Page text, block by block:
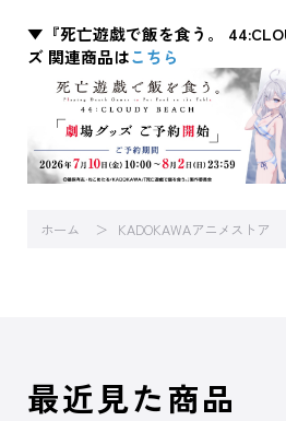
▼『死亡遊戯で飯を食う。
ズ 関連商品はこちら
ホーム KADOKAWAアニメストア
最近見た商品